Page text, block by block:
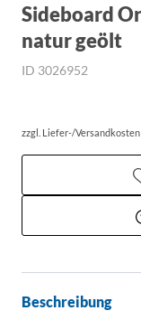
Sideboard
natur geölt
ID 3026952
zzgl. Liefer-/Versandkosten
Beschreibung